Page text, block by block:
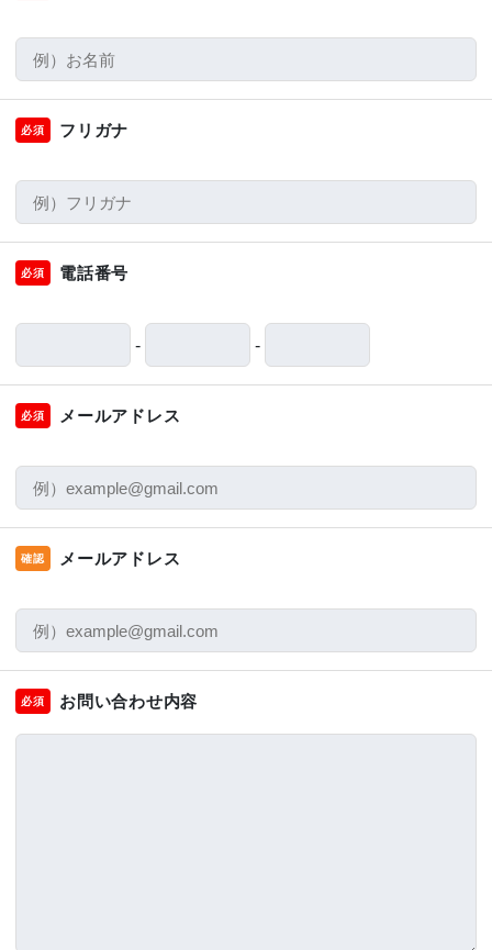
必須 フリガナ
必須 電話番号
- -
必須 メールアドレス
確認 メールアドレス
必須 お問い合わせ内容